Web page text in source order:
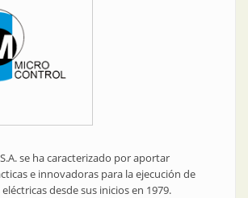
se ha caracterizado por aportar
e innovadoras para la ejecución de
desde sus inicios en 1979.